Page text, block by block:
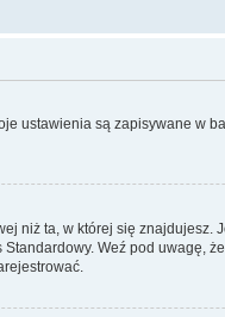
ustawienia są zapisywane w
niż ta, w której się
Weź pod uwagę,